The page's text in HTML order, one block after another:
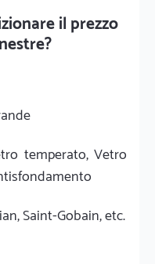
il prezzo
temperato, Vetro
Saint-Gobain, etc.